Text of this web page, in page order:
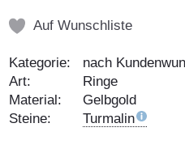
Auf Wunschliste
Kategorie:
nach
Art:
Ringe
Material:
Gelbgold
Steine:
Turmalin